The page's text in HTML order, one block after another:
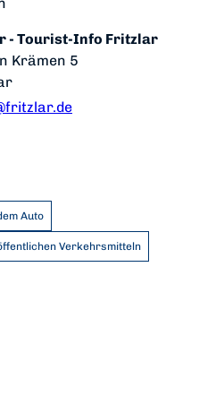
- Tourist-Info Fritzlar
Krämen 5
Auto
Verkehrsmitteln